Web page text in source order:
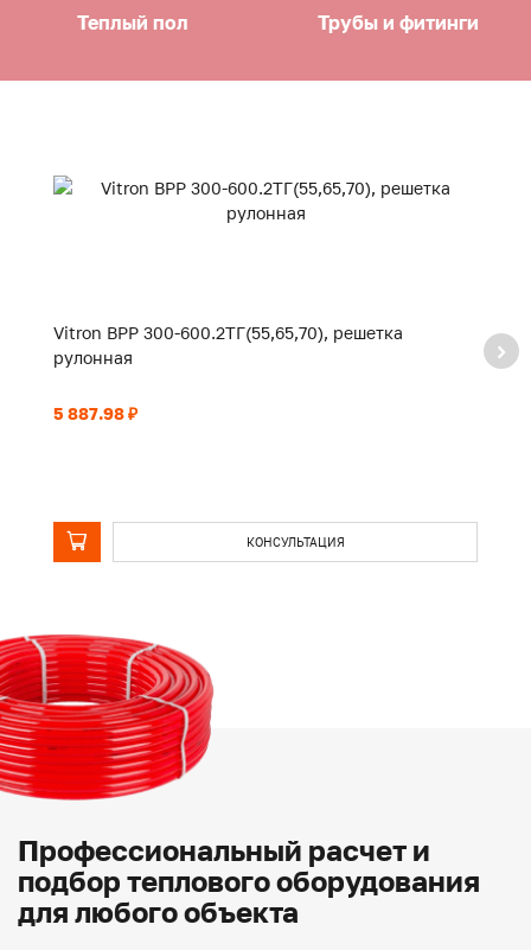
Теплый пол Трубы и фитинги
Vitron ВРР 300-600.2ТГ(55,65,70), решетка
рулонная
5 887.98 ₽
КОНСУЛЬТАЦИЯ
Профессиональный расчет и
подбор теплового оборудования
для любого объекта